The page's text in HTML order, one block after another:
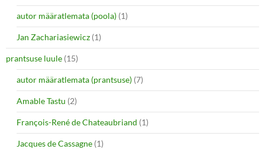
autor määratlemata (poola) (1)
Jan Zachariasiewicz (1)
prantsuse luule (15)
autor määratlemata (prantsuse) (7)
Amable Tastu (2)
François-René de Chateaubriand (1)
Jacques de Cassagne (1)